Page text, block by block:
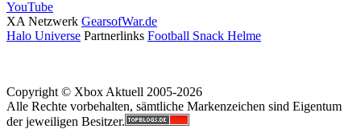
YouTube
XA Netzwerk GearsofWar.de
Halo Universe Partnerlinks Football Snack Helme
Copyright © Xbox Aktuell 2005-2026
Alle Rechte vorbehalten, sämtliche Markenzeichen sind Eigentum
der jeweiligen Besitzer.